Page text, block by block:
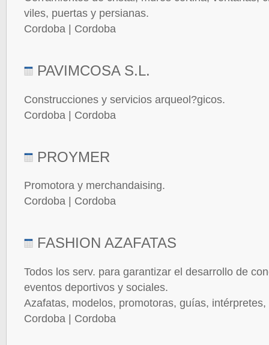
viles, puertas y persianas.
Cordoba | Cordoba
PAVIMCOSA S.L.
Construcciones y servicios arqueol?gicos.
Cordoba | Cordoba
PROYMER
Promotora y merchandaising.
Cordoba | Cordoba
FASHION AZAFATAS
Todos los serv. para garantizar el desarrollo de
eventos deportivos y sociales.
Azafatas, modelos, promotoras, guías,
Cordoba | Cordoba